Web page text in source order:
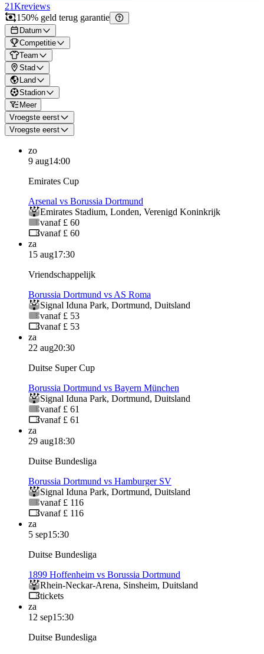
21Kreviews
150% geld terug garantie
Datum
Competitie
Team
Stad
Land
Stadion
Meer
Vroegste eerst
Vroegste eerst
zo
9 aug14:00
Emirates Cup
Arsenal vs Borussia Dortmund
Emirates Stadium, Londen, Verenigd Koninkrijk
vanaf £ 60
vanaf £ 60
za
15 aug17:30
Vriendschappelijk
Borussia Dortmund vs AS Roma
Signal Iduna Park, Dortmund, Duitsland
vanaf £ 53
vanaf £ 53
za
22 aug20:30
Duitse Super Cup
Borussia Dortmund vs Bayern München
Signal Iduna Park, Dortmund, Duitsland
vanaf £ 61
vanaf £ 61
za
29 aug18:30
Duitse Bundesliga
Borussia Dortmund vs Hamburger SV
Signal Iduna Park, Dortmund, Duitsland
vanaf £ 116
vanaf £ 116
za
5 sep15:30
Duitse Bundesliga
1899 Hoffenheim vs Borussia Dortmund
Rhein-Neckar-Arena, Sinsheim, Duitsland
tickets
za
12 sep15:30
Duitse Bundesliga